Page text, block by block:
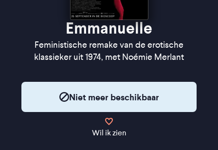
Emmanuelle
Feministische remake van de erotische
klassieker uit 1974, met Noémie Merlant
Niet meer beschikbaar
Wil ik zien